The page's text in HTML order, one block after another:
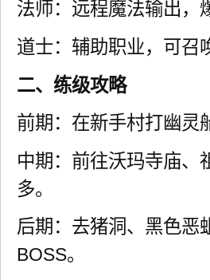
法师：远程魔法输出，
道士：辅助职业，可召
二、练级攻略
前期：在新手村打幽灵
中期：前往沃玛寺庙、
多。
后期：去猪洞、黑色恶
BOSS。